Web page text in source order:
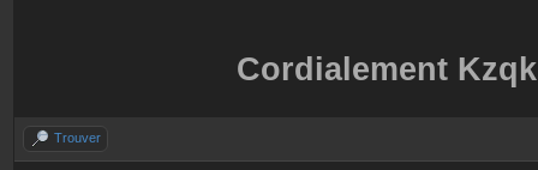
Cordialement
Trouver